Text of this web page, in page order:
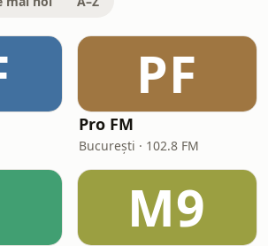
PF
Pro FM
București · 102.8 FM
M9